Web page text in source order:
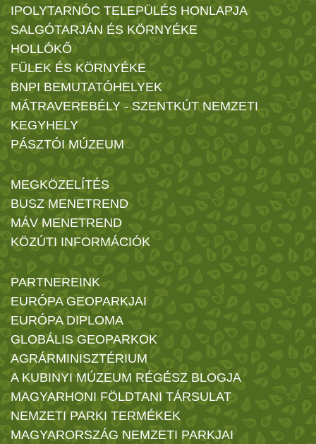
IPOLYTARNÓC TELEPÜLÉS HONLAPJA
SALGÓTARJÁN ÉS KÖRNYÉKE
HOLLÓKŐ
FÜLEK ÉS KÖRNYÉKE
BNPI BEMUTATÓHELYEK
MÁTRAVEREBÉLY - SZENTKÚT NEMZETI
KEGYHELY
PÁSZTÓI MÚZEUM
MEGKÖZELÍTÉS
BUSZ MENETREND
MÁV MENETREND
KÖZÚTI INFORMÁCIÓK
PARTNEREINK
EURÓPA GEOPARKJAI
EURÓPA DIPLOMA
GLOBÁLIS GEOPARKOK
AGRÁRMINISZTÉRIUM
A KUBINYI MÚZEUM RÉGÉSZ BLOGJA
MAGYARHONI FÖLDTANI TÁRSULAT
NEMZETI PARKI TERMÉKEK
MAGYARORSZÁG NEMZETI PARKJAI